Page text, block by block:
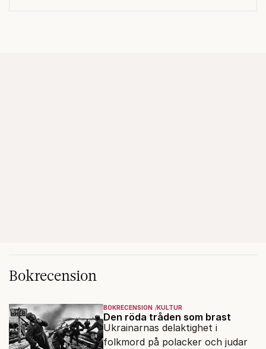
Bokrecension
BOKRECENSION KULTUR
Den röda tråden som brast
Ukrainarnas delaktighet i
folkmord på polacker och judar